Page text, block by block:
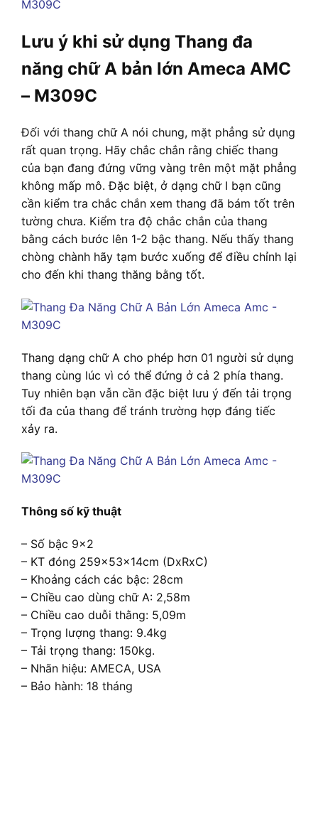
Lưu ý khi sử dụng Thang đa
năng chữ A bản lớn Ameca AMC
– M309C
Đối với thang chữ A nói chung, mặt phẳng sử dụng
rất quan trọng. Hãy chắc chắn rằng chiếc thang
của bạn đang đứng vững vàng trên một mặt phẳng
không mấp mô. Đặc biệt, ở dạng chữ I bạn cũng
cần kiểm tra chắc chắn xem thang đã bám tốt trên
tường chưa. Kiểm tra độ chắc chắn của thang
bằng cách bước lên 1-2 bậc thang. Nếu thấy thang
chòng chành hãy tạm bước xuống để điều chỉnh lại
cho đến khi thang thăng bằng tốt.
Thang dạng chữ A cho phép hơn 01 người sử dụng
thang cùng lúc vì có thể đứng ở cả 2 phía thang.
Tuy nhiên bạn vẫn cần đặc biệt lưu ý đến tải trọng
tối đa của thang để tránh trường hợp đáng tiếc
xảy ra.
Thông số kỹ thuật
– Số bậc 9×2
– KT đóng 259x53x14cm (DxRxC)
– Khoảng cách các bậc: 28cm
– Chiều cao dùng chữ A: 2,58m
– Chiều cao duỗi thằng: 5,09m
– Trọng lượng thang: 9.4kg
– Tải trọng thang: 150kg.
– Nhãn hiệu: AMECA, USA
– Bảo hành: 18 tháng